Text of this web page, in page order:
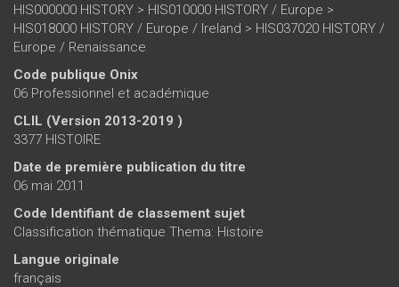
HIS000000 HISTORY > HIS010000 HISTORY / Europe >
HIS018000 HISTORY / Europe / Ireland > HIS037020 HISTORY /
Europe / Renaissance
Code publique Onix
06 Professionnel et académique
CLIL (Version 2013-2019 )
3377 HISTOIRE
Date de première publication du titre
06 mai 2011
Code Identifiant de classement sujet
Classification thématique Thema: Histoire
Langue originale
français